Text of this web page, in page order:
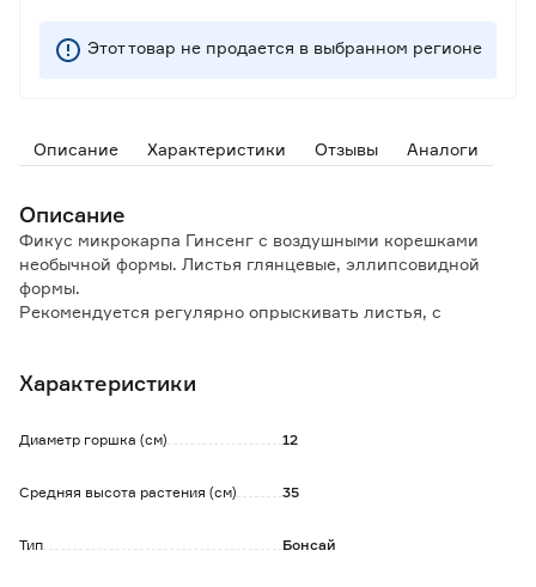
Этот товар не продается в выбранном регионе
Описание Характеристики Отзывы Аналоги
Описание
Фикус микрокарпа Гинсенг с воздушными корешками
необычной формы. Листья глянцевые, эллипсовидной
формы.
Рекомендуется регулярно опрыскивать листья, с
влажной губкой, а также устраивать теплый душ.
сквозняки.
по четыре листа.
2 недели.
Характеристики
Диаметр горшка (см) 12
Средняя высота растения (см) 35
Тип Бонсай